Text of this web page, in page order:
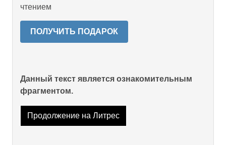
чтением
ПОЛУЧИТЬ ПОДАРОК
Данный текст является ознакомительным
фрагментом.
Продолжение на Литрес